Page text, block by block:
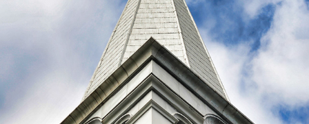
Espaces sacrés